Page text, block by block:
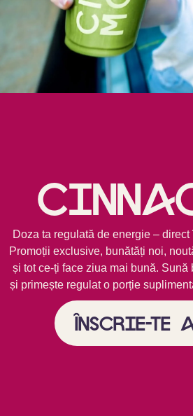
Doza ta regulată de energie –
Promoții exclusive, bunătăți noi,
și tot ce-ți face ziua mai bună. Sună
și primește regulat o porție
Înscrie-te